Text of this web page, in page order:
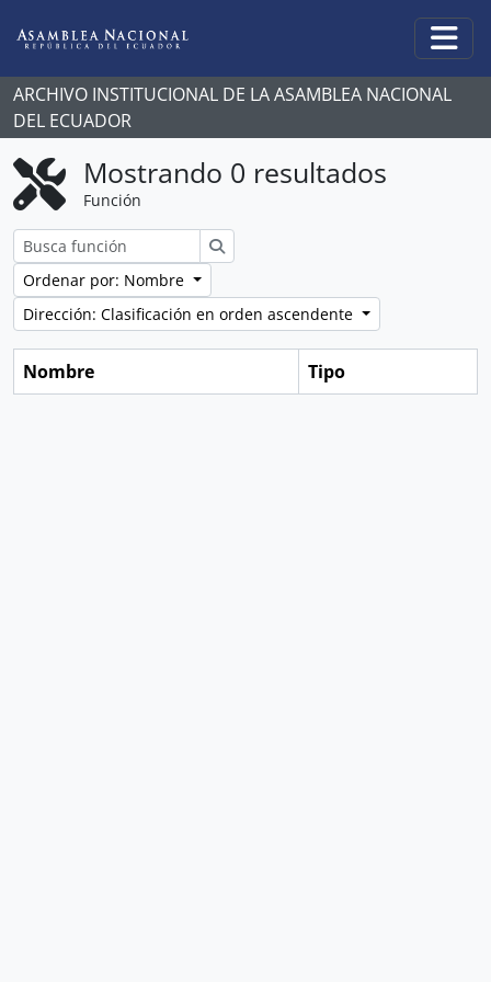
ARCHIVO INSTITUCIONAL DE LA ASAMBLEA NACIONAL
DEL ECUADOR
Mostrando 0 resultados
Función
Ordenar por: Nombre
Dirección: Clasificación en orden ascendente
Nombre Tipo